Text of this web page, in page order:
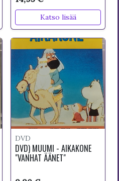
Katso lisää
DVD
DVD) MUUMI - AIKAKONE
"VANHAT ÄÄNET"